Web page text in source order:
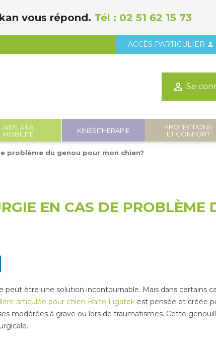
vous répond. Tél : 02 51 62 15 73
ACCÈS PARTICULIER 
 Se
AIDE À LA
MOBILITÉ
KINÉSITHÉRAPIE
PROTECTIONS
ET CONFORT
problème du genou pour mon chien?
EN CAS DE PROBLÈME
être une solution incontournable. Mais dans certains
articulée pour chien Balto Ligatek est pensée et créée
modérées à grave ou lors de traumatismes. Cette